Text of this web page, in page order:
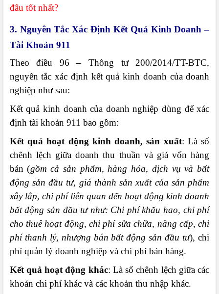
đâu tốt nhất?
3. Nguyên Tắc Xác Định Kết Quả Kinh Doanh –
Tài Khoản 911
Theo điều 96 – Thông tư 200/2014/TT-BTC,
nguyên tắc xác định kết quả kinh doanh của doanh
nghiệp như sau:
Kết quả kinh doanh của doanh nghiệp dùng để xác
định tài khoản 911 bao gồm:
Kết quả hoạt động kinh doanh, sản xuất: Là số
chênh lệch giữa doanh thu thuần và giá vốn hàng
bán (gồm cả sản phẩm, hàng hóa, dịch vụ và bất
động sản đầu tư, giá thành sản xuất của sản phẩm
xây lắp, chi phí liên quan đến hoạt động kinh doanh
bất động sản đầu tư như: Chi phí khấu hao, chi phí
cho thuê hoạt động, chi phí sửa chữa, nâng cấp, chi
phí thanh lý, nhượng bán bất động sản đầu tư), chi
phí quản lý doanh nghiệp và chi phí bán hàng.
Kết quả hoạt động khác: Là số chênh lệch giữa các
khoản chi phí khác và các khoản thu nhập khác.